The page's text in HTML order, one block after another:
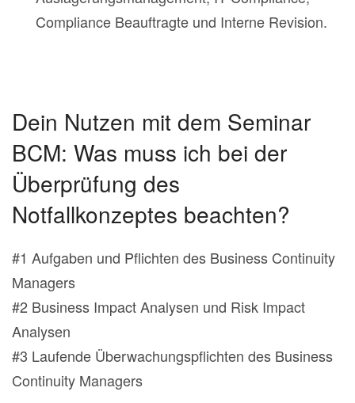
Compliance Beauftragte und Interne Revision.
Dein Nutzen mit dem Seminar
BCM: Was muss ich bei der
Überprüfung des
Notfallkonzeptes beachten?
#1 Aufgaben und Pflichten des Business Continuity
Managers
#2 Business Impact Analysen und Risk Impact
Analysen
#3 Laufende Überwachungspflichten des Business
Continuity Managers